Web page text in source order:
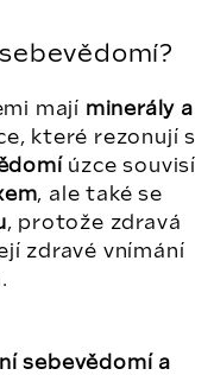
mají minerály a
které rezonují s
úzce souvisí
, ale také se
, protože zdravá
zdravé vnímání
sebevědomí a